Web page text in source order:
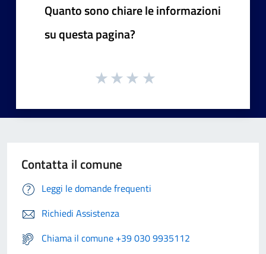
Quanto sono chiare le informazioni
su questa pagina?
Contatta il comune
Leggi le domande frequenti
Richiedi Assistenza
Chiama il comune +39 030 9935112